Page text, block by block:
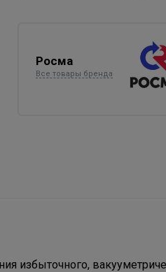
Росма
Все товары бренда
избыточного,